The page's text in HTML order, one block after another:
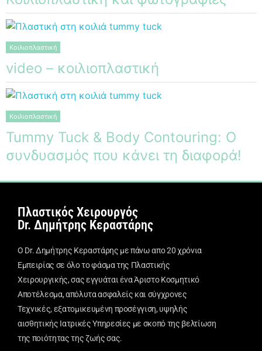
Κοιλιοπλαστική
video – κοιλιοπλαστική
Κοιλιοπλαστική
Tummy Tuck & Body Contouring: Ο
συνδυασμός που κάνει τη διαφορά!
Πλαστικός Χειρουργός
Dr. Δημήτρης Κεραστάρης
Ο Dr. Δημήτρης Κεραστάρης με πάνω απο 20 χρόνια
Εμπειρίας σε όλο το φάσμα της Πλαστικής
Χειρουργικής, σας εγγυάται ένα Άριστο Κοσμητικό
Αποτέλεσμα, απόλυτα ασφαλείς και σύγχρονες
Τεχνικές, εξατομικευμένη προσέγγιση, υψηλής
αισθητικής Ιατρικές Υπηρεσίες με σκοπό της βελτίωση
της ποιότητας της ζωής σας.